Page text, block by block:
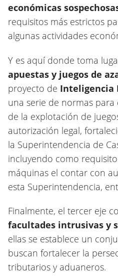
económicas
requisitos más estrictos
algunas actividades
Y es aquí donde toma
apuestas y juegos de
proyecto de Inteligencia
una serie de normas para
de la explotación de
autorización legal,
la Superintendencia de
incluyendo como
máquinas el contar con
esta Superintendencia,
Finalmente, el tercer eje
facultades intrusivas y
ellas se establece un
buscan fortalecer la
tributarios y aduaneros.